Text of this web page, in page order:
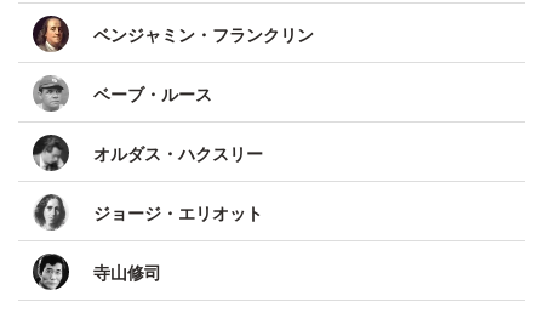
ベンジャミン・フランクリン
ベーブ・ルース
オルダス・ハクスリー
ジョージ・エリオット
寺山修司